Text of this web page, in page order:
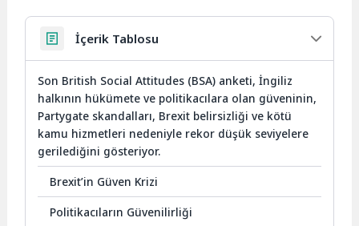
İçerik Tablosu
Son British Social Attitudes (BSA) anketi, İngiliz
halkının hükümete ve politikacılara olan güveninin,
Partygate skandalları, Brexit belirsizliği ve kötü
kamu hizmetleri nedeniyle rekor düşük seviyelere
gerilediğini gösteriyor.
Brexit’in Güven Krizi
Politikacıların Güvenilirliği